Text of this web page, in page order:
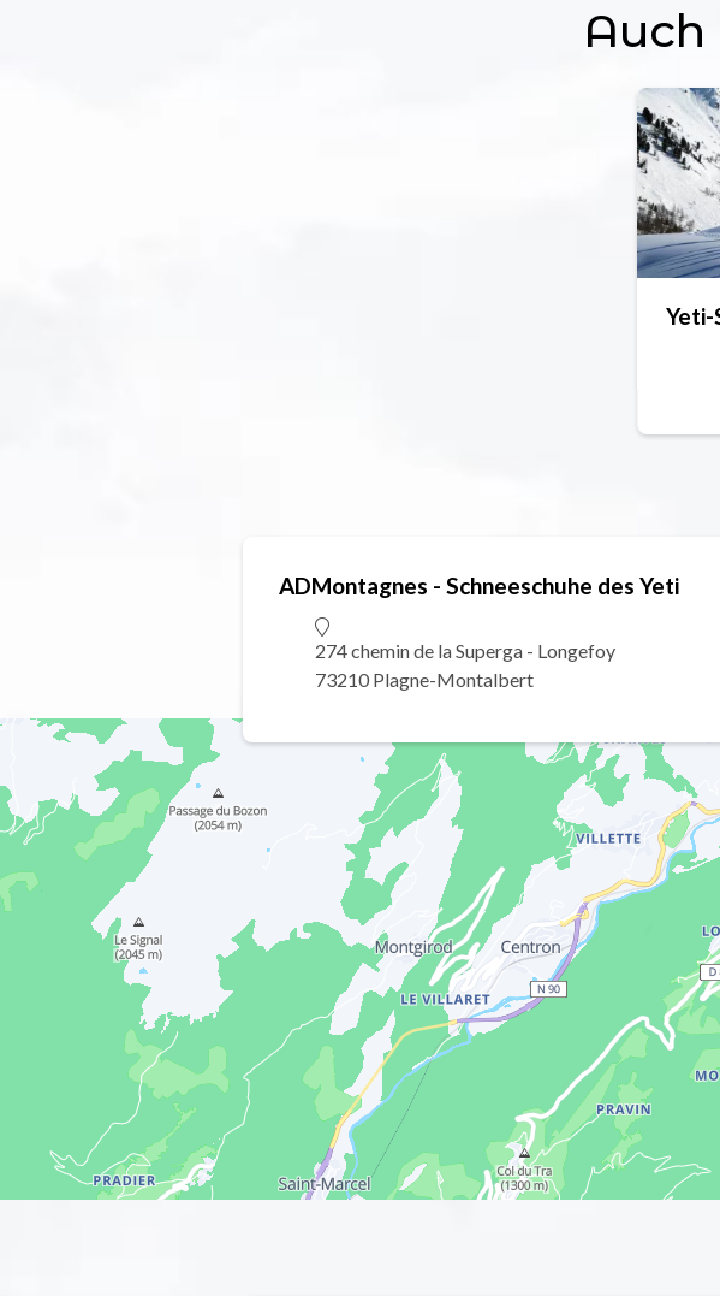
Auch
Yeti-
ADMontagnes - Schneeschuhe des Yeti
274 chemin de la Superga - Longefoy
73210 Plagne-Montalbert